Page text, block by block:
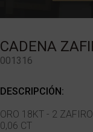
CADENA
001316
DESCRIPCIÓN:
ORO 18KT - 2
0,06 CT